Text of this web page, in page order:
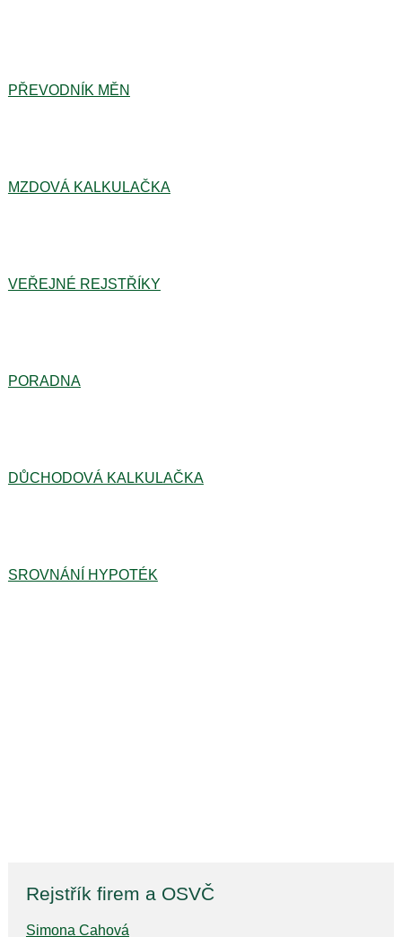
PŘEVODNÍK MĚN
MZDOVÁ KALKULAČKA
VEŘEJNÉ REJSTŘÍKY
PORADNA
DŮCHODOVÁ KALKULAČKA
SROVNÁNÍ HYPOTÉK
Rejstřík firem a OSVČ
Simona Cahová